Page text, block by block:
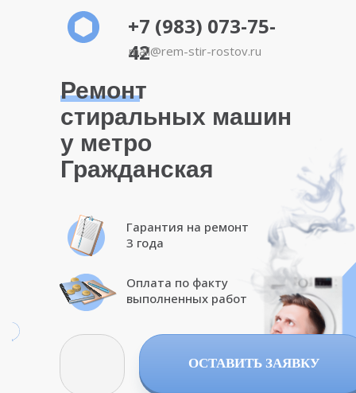
Ремонт
стиральных машин
у метро
Гражданская
Гарантия на ремонт
3 года
Оплата по факту
выполненных работ
+7 (983) 073-75-
42
mail@rem-stir-rostov.ru
ОСТАВИТЬ ЗАЯВКУ